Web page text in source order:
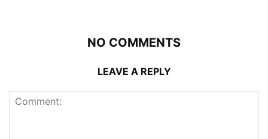
NO COMMENTS
LEAVE A REPLY